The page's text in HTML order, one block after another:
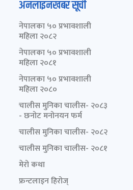
अनलाइनखबर सूची
नेपालका ५० प्रभावशाली
महिला २०८२
नेपालका ५० प्रभावशाली
महिला २०८१
नेपालका ५० प्रभावशाली
महिला २०८०
चालीस मुनिका चालीस- २०८३
- छनोट मनोनयन फर्म
चालीस मुनिका चालीस- २०८२
चालीस मुनिका चालीस- २०८१
मेरो कथा
फ्रन्टलाइन हिरोज्